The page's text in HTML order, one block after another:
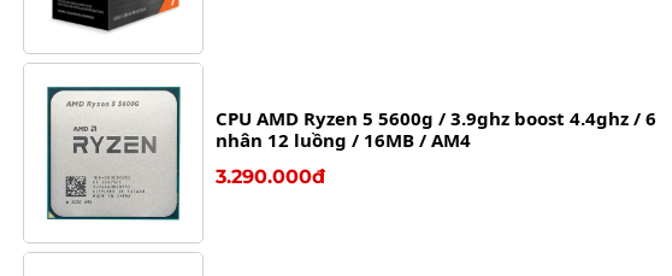
CPU AMD Ryzen 5 5600g / 3.9ghz boost 4.4ghz / 6
nhân 12 luồng / 16MB / AM4
3.290.000đ